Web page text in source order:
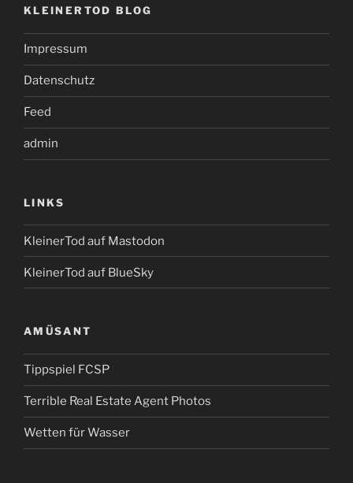
KLEINERTOD BLOG
Impressum
Datenschutz
Feed
admin
LINKS
KleinerTod auf Mastodon
KleinerTod auf BlueSky
AMÜSANT
Tippspiel FCSP
Terrible Real Estate Agent Photos
Wetten für Wasser